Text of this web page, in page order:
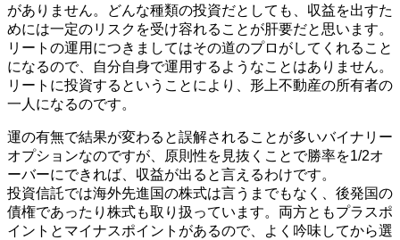
がありません。どんな種類の投資だとしても、収益を出すた
めには一定のリスクを受け容れることが肝要だと思います。
リートの運用につきましてはその道のプロがしてくれること
になるので、自分自身で運用するようなことはありません。
リートに投資するということにより、形上不動産の所有者の
一人になるのです。
運の有無で結果が変わると誤解されることが多いバイナリー
オプションなのですが、原則性を見抜くことで勝率を1/2オ
ーバーにできれば、収益が出ると言えるわけです。
投資信託では海外先進国の株式は言うまでもなく、後発国の
債権であったり株式も取り扱っています。両方ともプラスポ
イントとマイナスポイントがあるので、よく吟味してから選